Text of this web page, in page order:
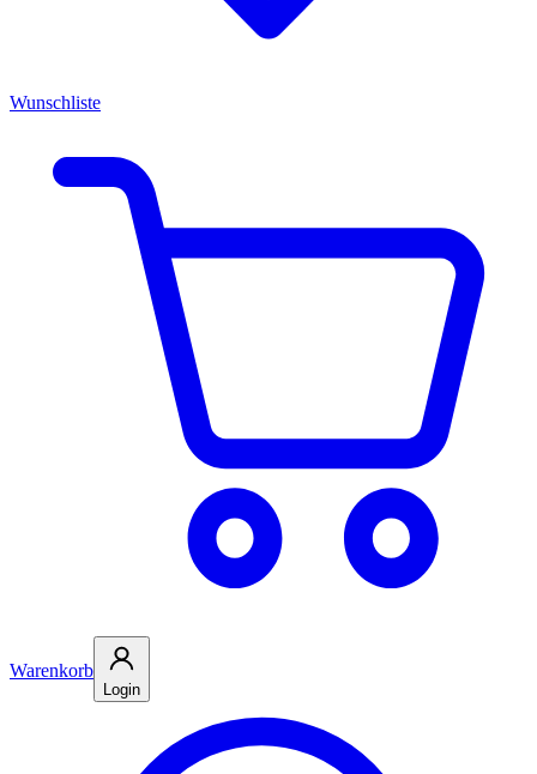
Wunschliste
Warenkorb
Login